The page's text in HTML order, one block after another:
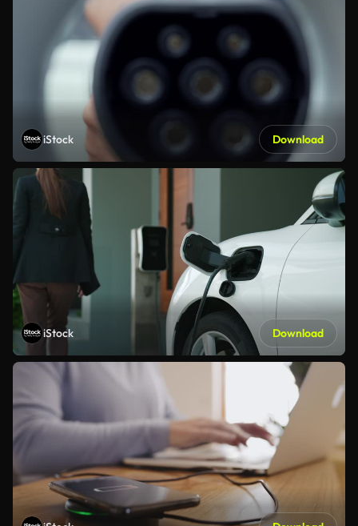
iStock Download
iStock Download